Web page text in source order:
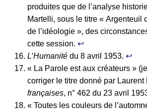
produites que de l’analyse
Martelli, sous le titre « Argenteuil
de l’idéologie », des
cette session. ↩︎
L’Humanité du 8 avril 1953. ↩︎
« La Parole est aux créateurs »
corriger le titre donné par Laurent
françaises, n° 462 du 23 avril
« Toutes les couleurs de